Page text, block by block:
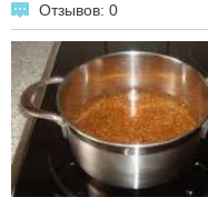
Отзывов: 0